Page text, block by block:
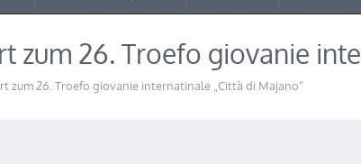
zum 26. Troefo giovanie
zum 26. Troefo giovanie internatinale „Città di Majano“